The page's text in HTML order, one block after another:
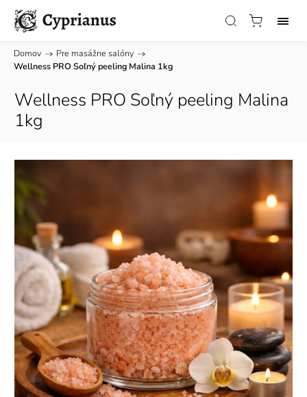
Domov / Pre masážne salóny /
Wellness PRO Soľný peeling Malina 1kg
Wellness PRO Soľný peeling Malina
1kg